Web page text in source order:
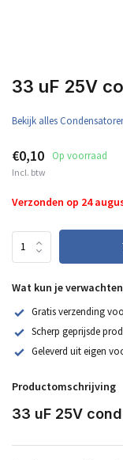
33 uF 25V
Bekijk alles
€0,10 Op voorraad
Incl. btw
Verzonden op 24
Wat kun je
Gratis verzending
Scherp geprijsde
Geleverd uit eigen
Productomschrijving
33 uF 25V